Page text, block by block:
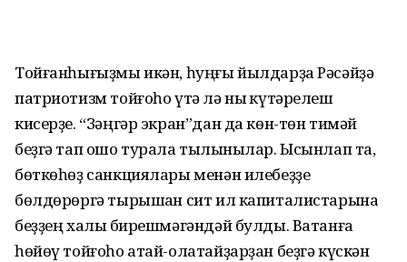
Тойғанһығыҙмы икән, һуңғы йылдарҙа Рәсәйҙә
патриотизм тойғоһо үтә лә ныҡ күтәрелеш
кисерҙе. “Зәңгәр экран”дан да көн-төн тимәй
беҙгә тап ошо турала тылҡынылар. Ысынлап та,
бөткөһөҙ санкциялары менән илебеҙҙе
бөлдөрөргә тырышҡан сит ил капиталистарына
беҙҙең халыҡ бирешмәгәндәй булды. Ватанға
һөйөү тойғоһо атай-олатайҙарҙан беҙгә күскән